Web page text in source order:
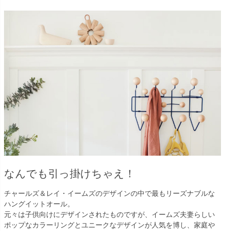
なんでも引っ掛けちゃえ！
チャールズ＆レイ・イームズのデザインの中で最もリーズナブルな
ハングイットオール。
元々は子供向けにデザインされたものですが、イームズ夫妻らしい
ポップなカラーリングとユニークなデザインが人気を博し、家庭や